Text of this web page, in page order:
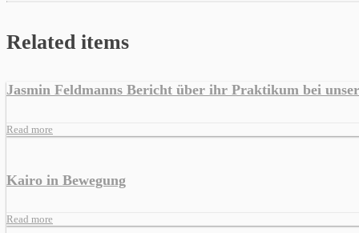
Related items
Jasmin Feldmanns Bericht über ihr Praktikum bei
Read more
Kairo in Bewegung
Read more